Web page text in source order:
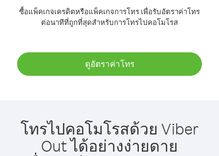
ซื้อแพ็คเกจเครดิตหรือแพ็คเกจการโทร เพื่อรับอัตราค่าโทร
ต่อนาทีที่ถูกที่สุดสำหรับการโทรไปคอโมโรส
ดูอัตราค่าโทร
โทรไปคอโมโรสด้วย Viber
Out ได้อย่างง่ายดาย